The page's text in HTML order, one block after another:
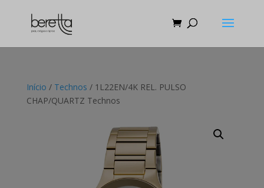
Início / Technos / 1L22EN/4K REL. PULSO
CHAP/QUARTZ Technos